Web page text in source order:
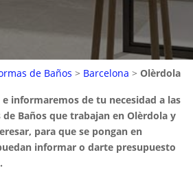
de Baños > Barcelona > Olèrdola
informaremos de tu necesidad a las
Baños que trabajan en Olèrdola y
para que se pongan en
informar o darte presupuesto